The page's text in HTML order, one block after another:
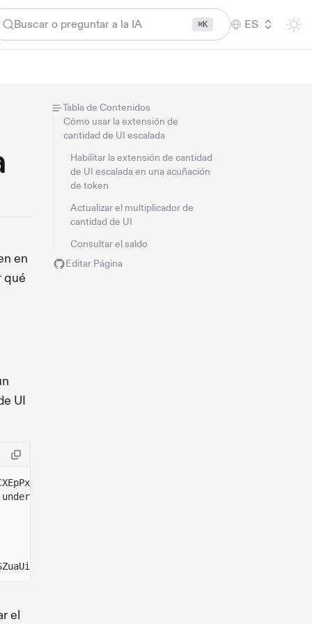
Buscar o preguntar a la IA ⌘K ES
en
qué
UI
create-token --ui-amount-multiplier 1.5
program
el
Tabla de Contenidos
Cómo usar la extensión de
cantidad de UI escalada
Habilitar la extensión de cantidad
de UI escalada en una acuñación
de token
Actualizar el multiplicador de
cantidad de UI
Consultar el saldo
Editar Página